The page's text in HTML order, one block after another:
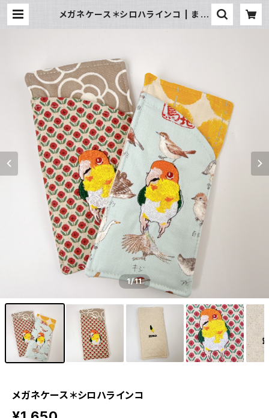
メガネケース＊シロハラインコ | まめ
1/11
メガネケース＊シロハラインコ